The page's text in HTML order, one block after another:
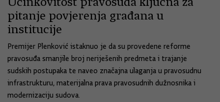
pitanje povjerenja građana u
institucije
Premijer Plenković istaknuo je da su provedene reforme
pravosuđa smanjile broj neriješenih predmeta i trajanje
sudskih postupaka te naveo značajna ulaganja u pravosudnu
infrastrukturu, materijalna prava pravosudnih dužnosnika i
modernizaciju sudova.